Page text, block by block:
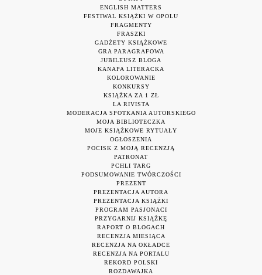
ENGLISH MATTERS
FESTIWAL KSIĄŻKI W OPOLU
FRAGMENTY
FRASZKI
GADŻETY KSIĄŻKOWE
GRA PARAGRAFOWA
JUBILEUSZ BLOGA
KANAPA LITERACKA
KOLOROWANIE
KONKURSY
KSIĄŻKA ZA 1 ZŁ
LA RIVISTA
MODERACJA SPOTKANIA AUTORSKIEGO
MOJA BIBLIOTECZKA
MOJE KSIĄŻKOWE RYTUAŁY
OGŁOSZENIA
POCISK Z MOJĄ RECENZJĄ
PATRONAT
PCHLI TARG
PODSUMOWANIE TWÓRCZOŚCI
PREZENT
PREZENTACJA AUTORA
PREZENTACJA KSIĄŻKI
PROGRAM PASJONACI
PRZYGARNIJ KSIĄŻKĘ
RAPORT O BLOGACH
RECENZJA MIESIĄCA
RECENZJA NA OKŁADCE
RECENZJA NA PORTALU
REKORD POLSKI
ROZDAWAJKA